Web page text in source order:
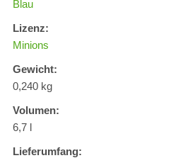
Blau
Lizenz:
Minions
Gewicht:
0,240 kg
Volumen:
6,7 l
Lieferumfang: